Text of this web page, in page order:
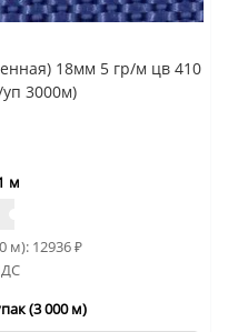
18мм 5 гр/м цв 410
3000м)
м
м): 12936₽
(3 000 м)